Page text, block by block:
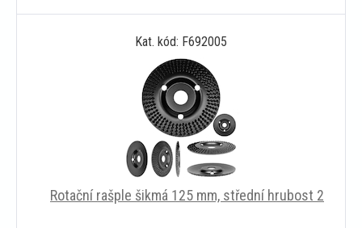
Do
košíku
Kat. kód: F692005
Rotační rašple šikmá 125 mm, střední hrubost 2